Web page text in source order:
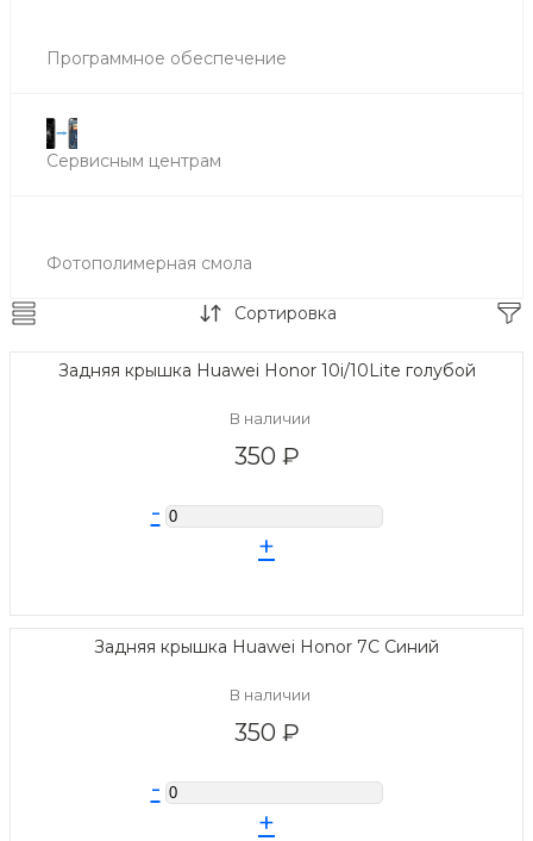
Программное обеспечение
Сервисным центрам
Фотополимерная смола
Сортировка
Задняя крышка Huawei Honor 10i/10Lite голубой
В наличии
350 ₽
-
+
Задняя крышка Huawei Honor 7C Синий
В наличии
350 ₽
-
+